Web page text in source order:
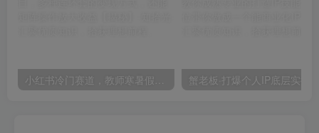
小红书冷门赛道，教师寒暑假项目，多种连环套的变现方式，还能矩阵操作放大收益【揭秘】